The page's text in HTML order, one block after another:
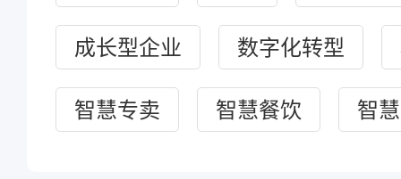
成长型企业 数字化转型
智慧专卖 智慧餐饮 智